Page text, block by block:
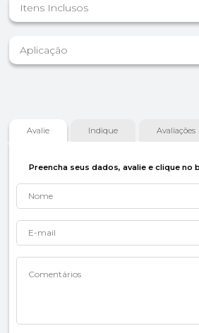
Itens Inclusos
Aplicação
Avalie Indique Avaliações
Preencha seus dados, avalie e clique no